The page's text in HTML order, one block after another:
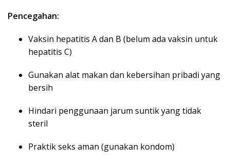
Pencegahan:
Vaksin hepatitis A dan B (belum ada vaksin untuk
hepatitis C)
Gunakan alat makan dan kebersihan pribadi yang
bersih
Hindari penggunaan jarum suntik yang tidak
steril
Praktik seks aman (gunakan kondom)